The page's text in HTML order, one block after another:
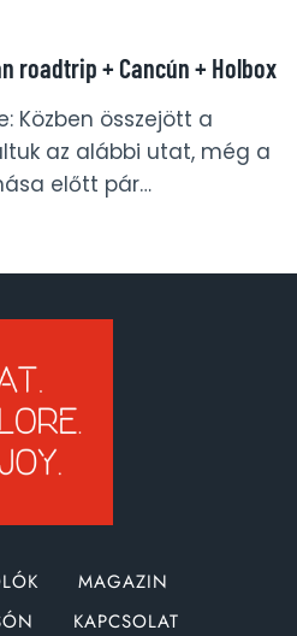
roadtrip + Cancún + Holbox
Közben összejött a
az alábbi utat, még a
előtt pár…
MAGAZIN
KAPCSOLAT